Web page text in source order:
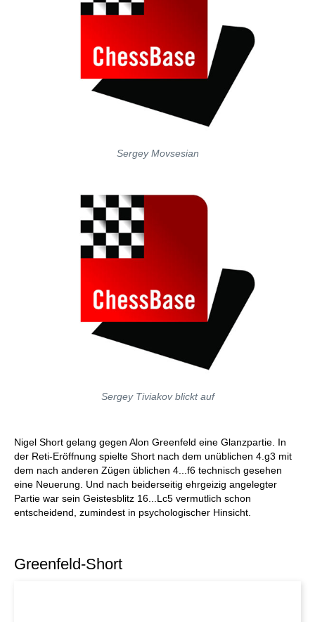
Sergey Movsesian
Sergey Tiviakov blickt auf
Nigel Short gelang gegen Alon Greenfeld eine Glanzpartie. In
der Reti-Eröffnung spielte Short nach dem unüblichen 4.g3 mit
dem nach anderen Zügen üblichen 4...f6 technisch gesehen
eine Neuerung. Und nach beiderseitig ehrgeizig angelegter
Partie war sein Geistesblitz 16...Lc5 vermutlich schon
entscheidend, zumindest in psychologischer Hinsicht.
Greenfeld-Short